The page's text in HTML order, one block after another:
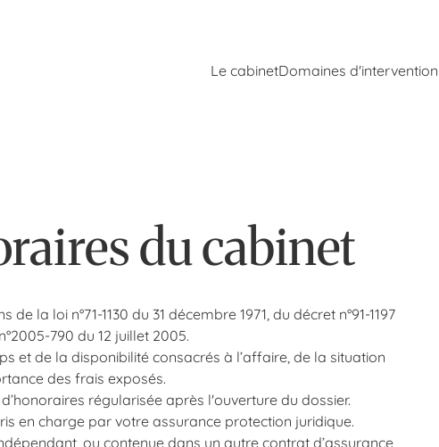
Le cabinetDomaines d'intervention
du cabinet
la loi n°71-1130 du 31 décembre 1971, du décret n°91-1197
790 du 12 juillet 2005.
et de la disponibilité consacrés à l’affaire, de la situation
des frais exposés.
régularisée après l'ouverture du dossier.
en charge par votre assurance protection juridique.
ou contenue dans un autre contrat d’assurance